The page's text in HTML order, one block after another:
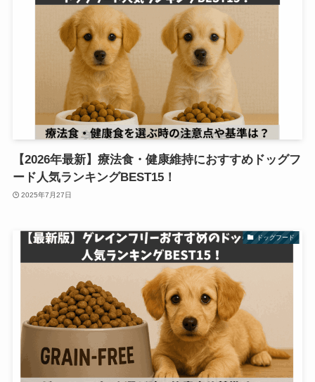
【2026年最新】療法食・健康維持におすすめドッグフ
ード人気ランキングBEST15！
2025年7月27日
ドッグフード